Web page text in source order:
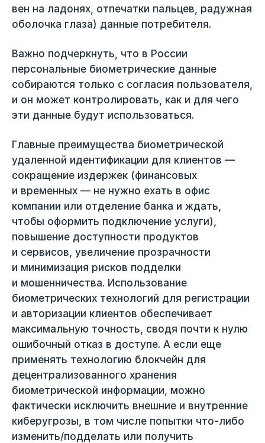
вен на ладонях, отпечатки пальцев, радужная
оболочка глаза) данные потребителя.
Важно подчеркнуть, что в России
персональные биометрические данные
собираются только с согласия пользователя,
и он может контролировать, как и для чего
эти данные будут использоваться.
Главные преимущества биометрической
удаленной идентификации для клиентов —
сокращение издержек (финансовых
и временных — не нужно ехать в офис
компании или отделение банка и ждать,
чтобы оформить подключение услуги),
повышение доступности продуктов
и сервисов, увеличение прозрачности
и минимизация рисков подделки
и мошенничества. Использование
биометрических технологий для регистрации
и авторизации клиентов обеспечивает
максимальную точность, сводя почти к нулю
ошибочный отказ в доступе. А если еще
применять технологию блокчейн для
децентрализованного хранения
биометрической информации, можно
фактически исключить внешние и внутренние
киберугрозы, в том числе попытки что-либо
изменить/подделать или получить